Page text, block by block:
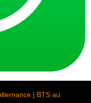
| BTS au